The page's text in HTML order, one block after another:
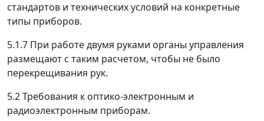
стандартов и технических условий на конкретные
типы приборов.
5.1.7 При работе двумя руками органы управления
размещают с таким расчетом, чтобы не было
перекрещивания рук.
5.2 Требования к оптико-электронным и
радиоэлектронным приборам.